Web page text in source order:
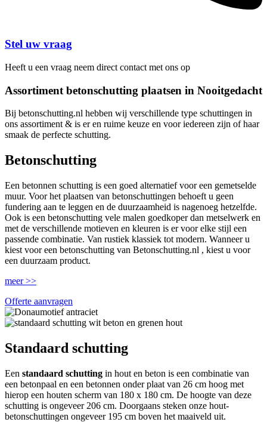
Stel uw vraag
Heeft u een vraag neem direct contact met ons op
Assortiment betonschutting plaatsen in Nooitgedacht
Bij betonschutting.nl hebben wij verschillende type schuttingen in
ons assortiment & is er en ruime keuze en voor iedereen zijn of haar
smaak de perfecte schutting.
Betonschutting
Een betonnen schutting is een goed alternatief voor een gemetselde
muur. Voor het plaatsen van betonschuttingen behoeft u geen
fundering aan te leggen en de duurzaamheid is nagenoeg hetzelfde.
Ook is een betonschutting vele malen goedkoper dan metselwerk en
met de verschillende motieven en kleuren is er voor elke stijl een
passende combinatie. Van rustiek klassiek tot modern. Wanneer u
kiest voor een betonschutting van Betonschutting.nl , kiest u voor
een duurzaam product.
meer >>
Offerte aanvragen
Standaard schutting
Een standaard schutting in hout en beton is een combinatie van
een betonpaal en een betonnen onder plaat van 26 cm hoog met
hierop een houten scherm van 180 x 180 cm. De hoogte van deze
schutting is ongeveer 206 cm. Doorgaans steken onze hout-
betonschuttingen ongeveer 195 cm boven het maaiveld uit.